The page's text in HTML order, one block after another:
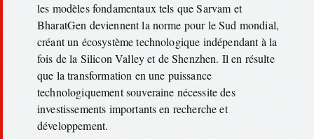
les modèles fondamentaux tels que Sarvam et
BharatGen deviennent la norme pour le Sud mondial,
créant un écosystème technologique indépendant à la
fois de la Silicon Valley et de Shenzhen. Il en résulte
que la transformation en une puissance
technologiquement souveraine nécessite des
investissements importants en recherche et
développement.